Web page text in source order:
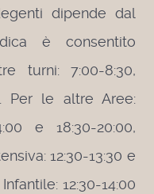
dipende dal
è consentito
turni: 7:00-8:30,
Per le altre Aree:
e 18:30-20:00,
12:30-13:30 e
12:30-14:00